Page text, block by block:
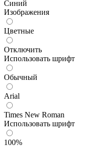
Синий
Изображения
Цветные
Отключить
Использовать шрифт
Обычный
Arial
Times New Roman
Использовать шрифт
100%